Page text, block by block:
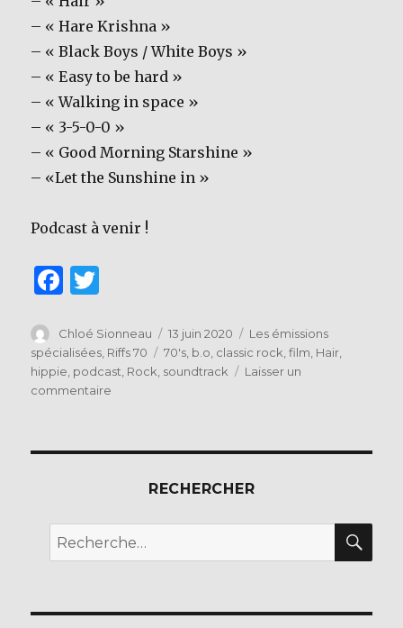
– « Hare Krishna »
– « Black Boys / White Boys »
– « Easy to be hard »
– « Walking in space »
– « 3-5-0-0 »
– « Good Morning Starshine »
– «Let the Sunshine in »
Podcast à venir !
F
c
e
b
o
it
te
r
Auteur
Chloé Sionneau
Publié
le
13 juin 2020 Catégories
Les émissions
spécialisées, Riffs 70 Étiquettes
70's, b.o, classic rock,film, Hair,
hippie, podcast, Rock, soundtrack
Laisser un
commentaire
film
HAIR
RECHERCHER
Recherche
pour :